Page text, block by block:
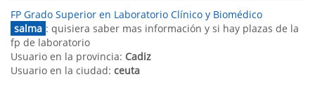
FP Grado Superior en Laboratorio Clínico y Biomédico
salma : quisiera saber mas información y si hay plazas de la
fp de laboratorio
Usuario en la provincia: Cadiz
Usuario en la ciudad: ceuta